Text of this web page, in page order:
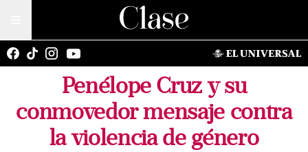
Penélope Cruz y su
conmovedor mensaje contra
la violencia de género